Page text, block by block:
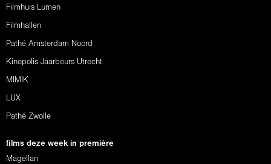
Filmhuis Lumen
Filmhallen
Pathé Amsterdam Noord
Kinepolis Jaarbeurs Utrecht
MIMIK
LUX
Pathé Zwolle
films deze week in première
Magellan